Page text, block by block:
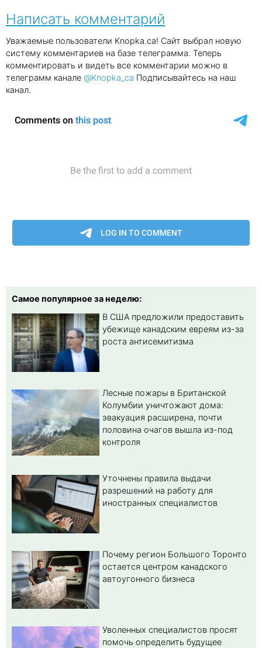
Написать комментарий
Уважаемые пользователи Knopka.ca! Сайт выбрал новую
систему комментариев на базе телеграмма. Теперь
комментировать и видеть все комментарии можно в
телеграмм канале @Knopka_ca Подписывайтесь на наш
канал.
Самое популярное за неделю:
В США предложили предоставить
убежище канадским евреям из-за
роста антисемитизма
Лесные пожары в Британской
Колумбии уничтожают дома:
эвакуация расширена, почти
половина очагов вышла из-под
контроля
Уточнены правила выдачи
разрешений на работу для
иностранных специалистов
Почему регион Большого Торонто
остается центром канадского
автоугонного бизнеса
Уволенных специалистов просят
помочь определить будущее